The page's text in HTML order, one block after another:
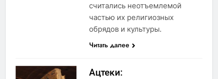
считались неотъемлемой
частью их религиозных
обрядов и культуры.
Читать далее
Ацтеки: